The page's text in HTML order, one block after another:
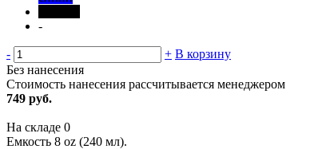
-
- + В корзину
Без нанесения
Стоимость нанесения рассчитывается менеджером
749 руб.
На складе 0
Емкость 8 oz (240 мл).